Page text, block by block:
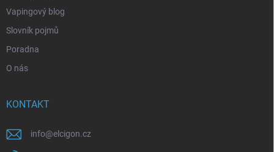
Vapingový blog
Slovník pojmů
Poradna
O nás
KONTAKT
info@elcigon.cz